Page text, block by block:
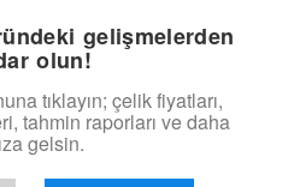
gelişmelerden
olun!
tıklayın; çelik fiyatları,
tahmin raporları ve daha
gelsin.